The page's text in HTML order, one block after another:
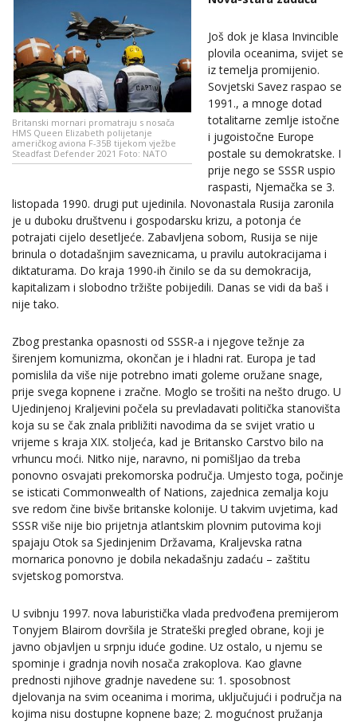
Britanski mornari promatraju s nosača
HMS Queen Elizabeth polijetanje
američkog aviona F-35B tijekom vježbe
Steadfast Defender 2021 Foto: NATO
Još dok je klasa Invincible
plovila oceanima, svijet se
iz temelja promijenio.
Sovjetski Savez raspao se
1991., a mnoge dotad
totalitarne zemlje istočne
i jugoistočne Europe
postale su demokratske. I
prije nego se SSSR uspio
raspasti, Njemačka se 3.
listopada 1990. drugi put ujedinila. Novonastala Rusija zaronila
je u duboku društvenu i gospodarsku krizu, a potonja će
potrajati cijelo desetljeće. Zabavljena sobom, Rusija se nije
brinula o dotadašnjim saveznicama, u pravilu autokracijama i
diktaturama. Do kraja 1990-ih činilo se da su demokracija,
kapitalizam i slobodno tržište pobijedili. Danas se vidi da baš i
nije tako.
Zbog prestanka opasnosti od SSSR-a i njegove težnje za
širenjem komunizma, okončan je i hladni rat. Europa je tad
pomislila da više nije potrebno imati goleme oružane snage,
prije svega kopnene i zračne. Moglo se trošiti na nešto drugo. U
Ujedinjenoj Kraljevini počela su prevladavati politička stanovišta
koja su se čak znala približiti navodima da se svijet vratio u
vrijeme s kraja XIX. stoljeća, kad je Britansko Carstvo bilo na
vrhuncu moći. Nitko nije, naravno, ni pomišljao da treba
ponovno osvajati prekomorska područja. Umjesto toga, počinje
se isticati Commonwealth of Nations, zajednica zemalja koju
sve redom čine bivše britanske kolonije. U takvim uvjetima, kad
SSSR više nije bio prijetnja atlantskim plovnim putovima koji
spajaju Otok sa Sjedinjenim Državama, Kraljevska ratna
mornarica ponovno je dobila nekadašnju zadaću – zaštitu
svjetskog pomorstva.
U svibnju 1997. nova laburistička vlada predvođena premijerom
Tonyjem Blairom dovršila je Strateški pregled obrane, koji je
javno objavljen u srpnju iduće godine. Uz ostalo, u njemu se
spominje i gradnja novih nosača zrakoplova. Kao glavne
prednosti njihove gradnje navedene su: 1. sposobnost
djelovanja na svim oceanima i morima, uključujući i područja na
kojima nisu dostupne kopnene baze; 2. mogućnost pružanja